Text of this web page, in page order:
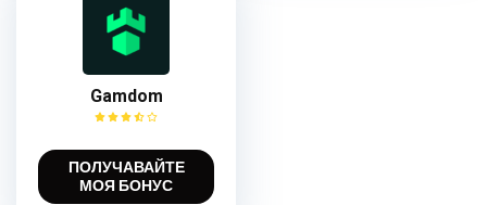
Gamdom
ПОЛУЧАВАЙТЕ
МОЯ БОНУС